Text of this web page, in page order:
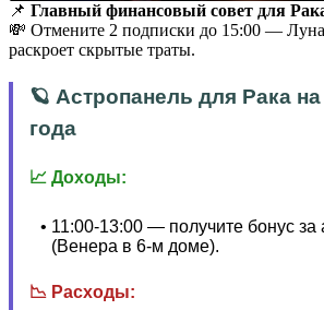
📌 Главный финансовый совет для
💸 Отмените 2 подписки до 15:00 —
раскроет скрытые траты.
🪐 Астропанель для Рака
года
📈 Доходы:
11:00-13:00 — получите бонус за
(Венера в 6-м доме).
📉 Расходы: